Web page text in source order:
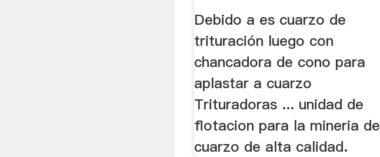
.
Debido a es cuarzo de
trituración luego con
chancadora de cono para
aplastar a cuarzo
Trituradoras ... unidad de
flotacion para la mineria de
cuarzo de alta calidad.